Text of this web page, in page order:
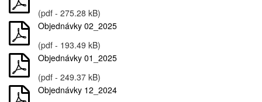
(pdf - 275.28 kB)
Objednávky 02_2025
(pdf - 193.49 kB)
Objednávky 01_2025
(pdf - 249.37 kB)
Objednávky 12_2024